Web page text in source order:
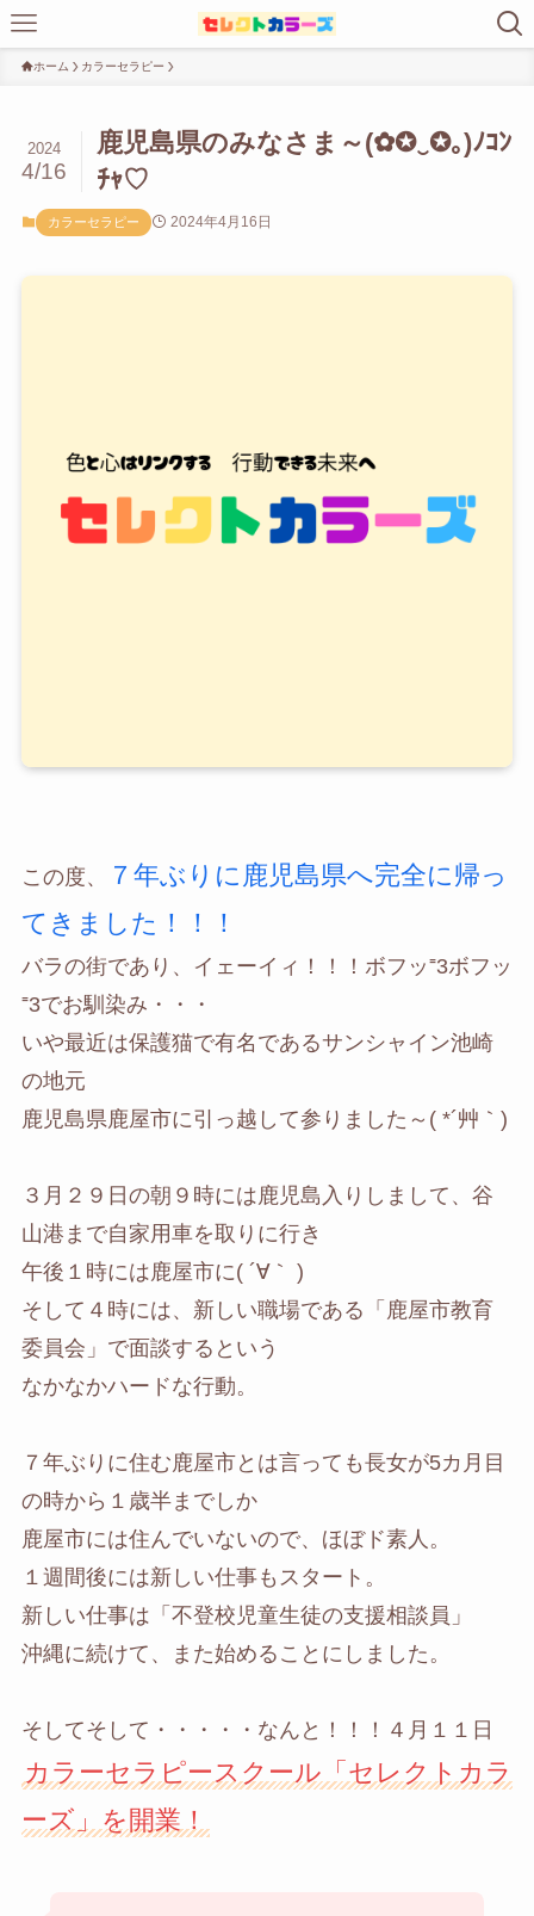
ホーム カラーセラピー
鹿児島県のみなさま～(✿✪‿✪｡)ﾉｺﾝ
ﾁｬ♡
2024
4/16
カラーセラピー 2024年4月16日
この度、
７年ぶりに鹿児島県へ完全に帰っ
てきました！！！
バラの街であり、イェーイィ！！！ボフッ⁼3ボフッ
⁼3でお馴染み・・・
いや最近は保護猫で有名であるサンシャイン池崎
の地元
鹿児島県鹿屋市に引っ越して参りました～( *´艸｀)
３月２９日の朝９時には鹿児島入りしまして、谷
山港まで自家用車を取りに行き
午後１時には鹿屋市に( ´∀｀ )
そして４時には、新しい職場である「鹿屋市教育
委員会」で面談するという
なかなかハードな行動。
７年ぶりに住む鹿屋市とは言っても長女が5カ月目
の時から１歳半までしか
鹿屋市には住んでいないので、ほぼド素人。
１週間後には新しい仕事もスタート。
新しい仕事は「不登校児童生徒の支援相談員」
沖縄に続けて、また始めることにしました。
そしてそして・・・・・なんと！！！４月１１日
カラーセラピースクール「セレクトカラ
ーズ」を開業！